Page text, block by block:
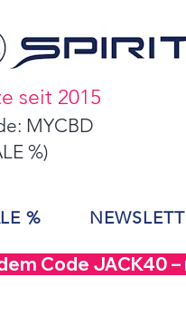
seit 2015
MYCBD
%)
%
Code JACK40